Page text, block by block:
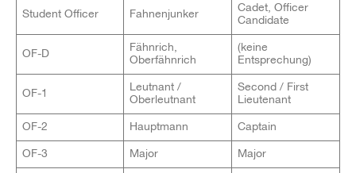
Student Officer Fahnenjunker
Cadet, Officer
Candidate
OF-D
Fähnrich,
Oberfähnrich
(keine
Entsprechung)
OF-1
Leutnant /
Oberleutnant
Second / First
Lieutenant
OF-2 Hauptmann Captain
OF-3 Major Major